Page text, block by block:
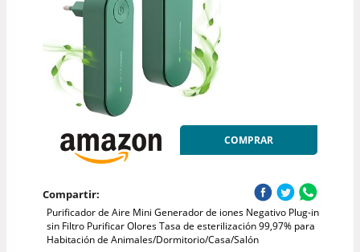
COMPRAR
Compartir:
Purificador de Aire Mini Generador de iones Negativo Plug-in
sin Filtro Purificar Olores Tasa de esterilización 99,97% para
Habitación de Animales/Dormitorio/Casa/Salón